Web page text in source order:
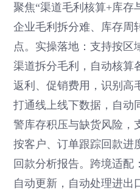
聚焦“渠道毛利核算+库存
企业毛利拆分难、库存周
点。实操落地：支持按区
渠道拆分毛利，自动核算
返利、促销费用，识别高
打通线上线下数据，自动
警库存积压与缺货风险，
按客户、订单跟踪回款进
回款分析报告。跨境适配
自动更新，自动处理进出